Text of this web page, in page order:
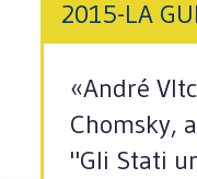
2015-LA
«André
Chomsky,
"Gli Stati